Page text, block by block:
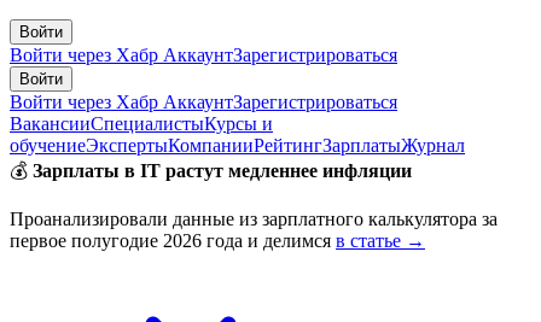
Войти
Войти через Хабр АккаунтЗарегистрироваться
Войти
Войти через Хабр АккаунтЗарегистрироваться
ВакансииСпециалистыКурсы и
обучениеЭкспертыКомпанииРейтингЗарплатыЖурнал
💰 Зарплаты в IT растут медленнее инфляции
Проанализировали данные из зарплатного калькулятора за
первое полугодие 2026 года и делимся в статье →